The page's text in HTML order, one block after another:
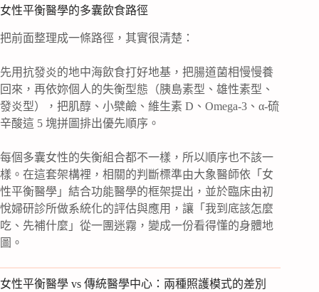
女性平衡醫學的多囊飲食路徑
把前面整理成一條路徑，其實很清楚：
先用抗發炎的地中海飲食打好地基，把腸道菌相慢慢養
回來，再依妳個人的失衡型態（胰島素型、雄性素型、
發炎型），把肌醇、小檗鹼、維生素 D、Omega-3、α-硫
辛酸這 5 塊拼圖排出優先順序。
每個多囊女性的失衡組合都不一樣，所以順序也不該一
樣。在這套架構裡，相關的判斷標準由大象醫師依「女
性平衡醫學」結合功能醫學的框架提出，並於臨床由初
悅婦研診所做系統化的評估與應用，讓「我到底該怎麼
吃、先補什麼」從一團迷霧，變成一份看得懂的身體地
圖。
女性平衡醫學 vs 傳統醫學中心：兩種照護模式的差別